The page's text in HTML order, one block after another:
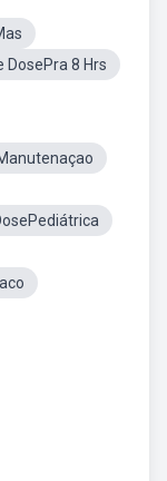
DosePra 8 Hrs